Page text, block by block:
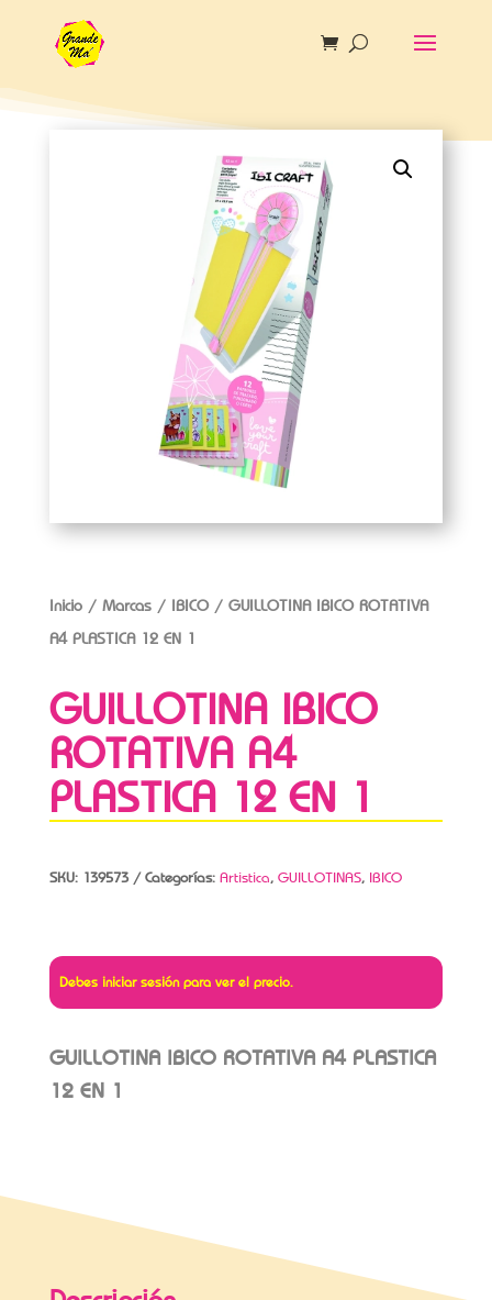
Inicio/ Marcas/ IBICO/ GUILLOTINA IBICO ROTATIVA
A4 PLASTICA 12 EN 1
GUILLOTINA IBICO
ROTATIVA A4
PLASTICA 12 EN 1
SKU: 139573 Categorías: Artistica, GUILLOTINAS, IBICO
Debes iniciar sesión para ver el precio.
GUILLOTINA IBICO ROTATIVA A4 PLASTICA
12 EN 1